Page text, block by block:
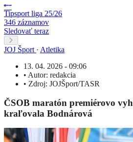
Tipsport liga 25/26
346 záznamov
Sledovať teraz
JOJ Šport · Atletika
13. 04. 2026 - 09:06
• Autor: redakcia
• Zdroj: JOJŠport/TASR
ČSOB maratón premiérovo
kraľovala Bodnárová